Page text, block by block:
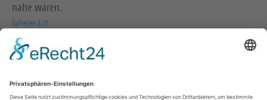
nahe waren.
Epheser 2,17
© Evangelische Brüder-Unität – Herrnhuter Brüdergemeine
Weitere Informationen finden Sie hier
Folge uns auf: